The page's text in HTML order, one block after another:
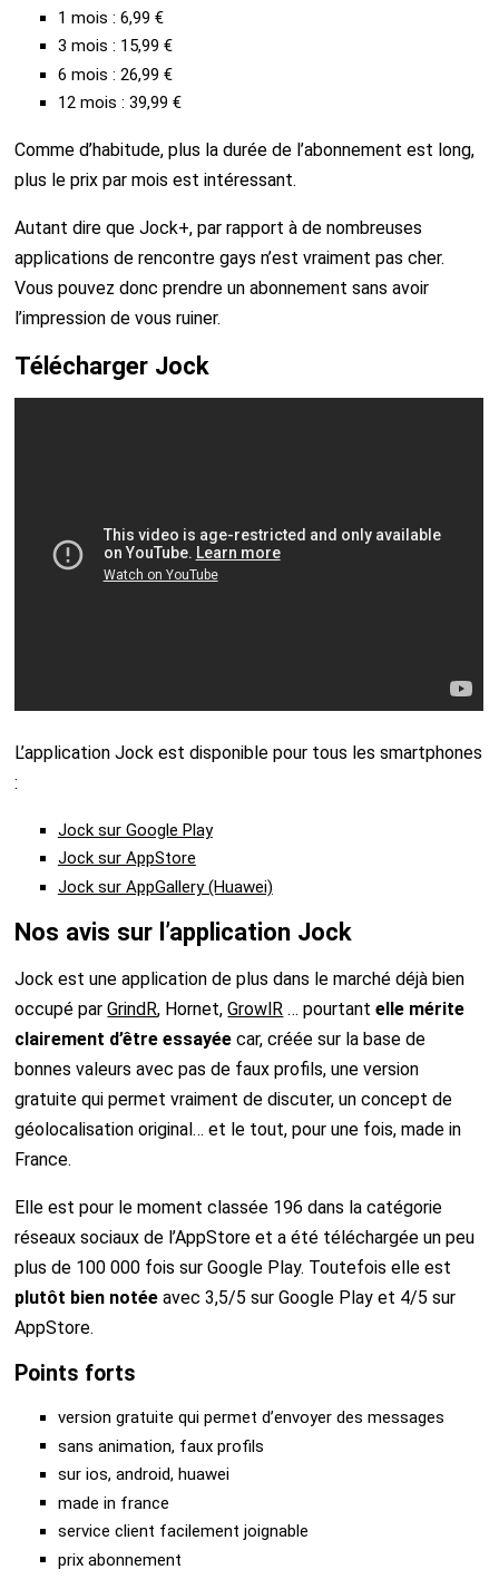
1 mois : 6,99 €
3 mois : 15,99 €
6 mois : 26,99 €
12 mois : 39,99 €
Comme d’habitude, plus la durée de l’abonnement est long,
plus le prix par mois est intéressant.
Autant dire que Jock+, par rapport à de nombreuses
applications de rencontre gays n’est vraiment pas cher.
Vous pouvez donc prendre un abonnement sans avoir
l’impression de vous ruiner.
Télécharger Jock
L’application Jock est disponible pour tous les smartphones
:
Jock sur Google Play
Jock sur AppStore
Jock sur AppGallery (Huawei)
Nos avis sur l’application Jock
Jock est une application de plus dans le marché déjà bien
occupé parGrindR, Hornet,GrowlR … pourtantelle mérite
clairement d’être essayée car, créée sur la base de
bonnes valeurs avec pas de faux profils, une version
gratuite qui permet vraiment de discuter, un concept de
géolocalisation original… et le tout, pour une fois, made in
France.
Elle est pour le moment classée 196 dans la catégorie
réseaux sociaux de l’AppStore et a été téléchargée un peu
plus de 100 000 fois sur Google Play. Toutefois elle est
plutôt bien notée avec 3,5/5 sur Google Play et 4/5 sur
AppStore.
Points forts
version gratuite qui permet d’envoyer des messages
sans animation, faux profils
sur ios, android, huawei
made in france
service client facilement joignable
prix abonnement